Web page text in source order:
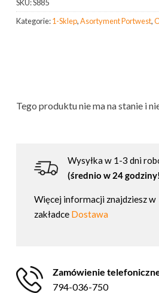
SKU:S885
Kategorie:1-Sklep,Asortyment Portwest,
Tego produktu nie ma na stanie i
Wysyłka w 1-3 dni
(średnio w 24
Więcej informacji znajdziesz w
zakładce Dostawa
Zamówienie
794-036-750